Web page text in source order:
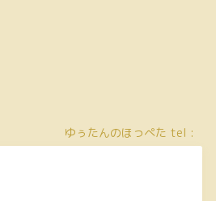
ゆぅたんのほっぺた tel :